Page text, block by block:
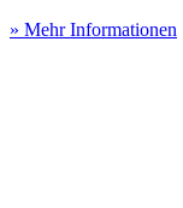
» Mehr Informationen